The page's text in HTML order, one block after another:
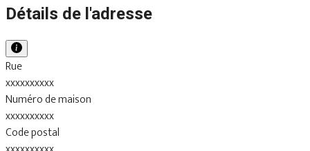
Détails de l'adresse
Rue
xxxxxxxxxx
Numéro de maison
xxxxxxxxxx
Code postal